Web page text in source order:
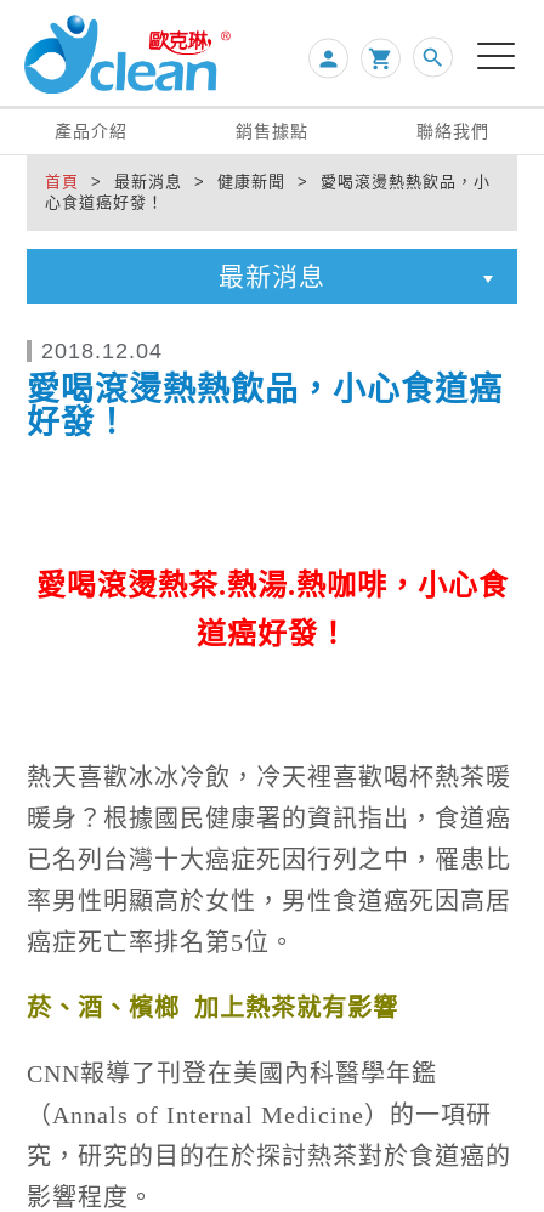
person  search
產品介紹 銷售據點 聯絡我們
首頁
> 最新消息 > 健康新聞 > 愛喝滾燙熱熱飲品，小
心食道癌好發！
最新消息
2018.12.04
愛喝滾燙熱熱飲品，小心食道癌
好發！
愛喝滾燙熱茶.熱湯.熱咖啡，小心食
道癌好發！
熱天喜歡冰冰冷飲，冷天裡喜歡喝杯熱茶暖
暖身？根據國民健康署的資訊指出，食道癌
已名列台灣十大癌症死因行列之中，罹患比
率男性明顯高於女性，男性食道癌死因高居
癌症死亡率排名第5位。
菸、酒、檳榔 加上熱茶就有影響
CNN報導了刊登在美國內科醫學年鑑
（Annals of Internal Medicine）的一項研
究，研究的目的在於探討熱茶對於食道癌的
影響程度。